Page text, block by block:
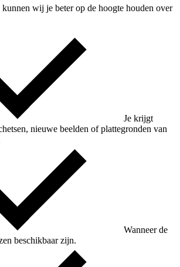
wij je beter op de hoogte houden over
Je krijgt
nieuwe beelden of plattegronden van
Wanneer de
beschikbaar zijn.